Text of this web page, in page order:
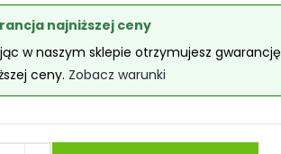
najniższej ceny
w naszym sklepie otrzymujesz gwarancję
ceny. Zobacz warunki